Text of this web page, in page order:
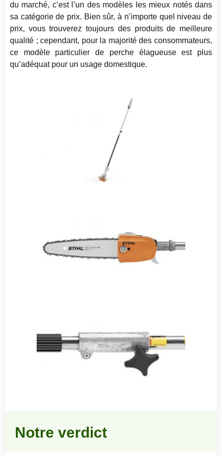
du marché, c’est l’un des modèles les mieux notés dans
sa catégorie de prix. Bien sûr, à n’importe quel niveau de
prix, vous trouverez toujours des produits de meilleure
qualité ; cependant, pour la majorité des consommateurs,
ce modèle particulier de perche élagueuse est plus
qu’adéquat pour un usage domestique.
Notre verdict